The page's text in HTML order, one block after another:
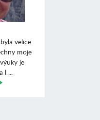
velice
moje
je
l ...